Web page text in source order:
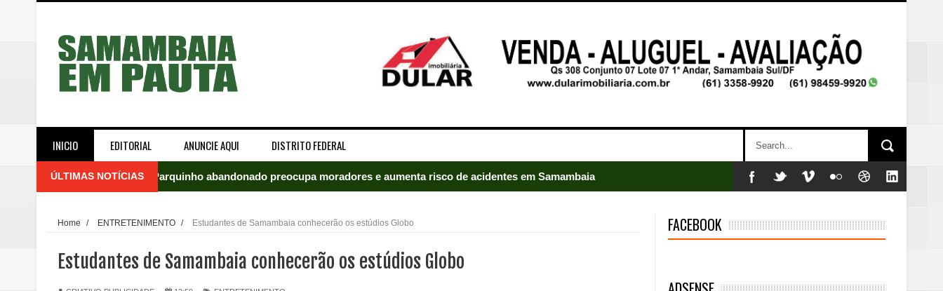
INICIO EDITORIAL ANUNCIE AQUI DISTRITO FEDERAL
ÚLTIMAS NOTÍCIAS Parquinho abandonado preocupa moradores e aumenta risco de acidentes em Samambaia
Incêndio atinge carro estacionado em Samambaia
Home / ENTRETENIMENTO / Estudantes de Samambaia conhecerão os estúdios Globo
Estudantes de Samambaia conhecerão os estúdios Globo
FACEBOOK